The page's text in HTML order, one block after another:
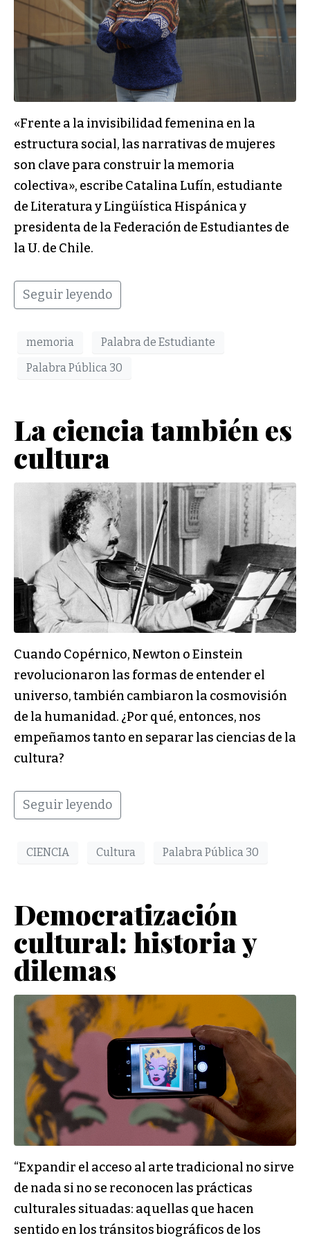
«Frente a la invisibilidad femenina en la
estructura social, las narrativas de mujeres
son clave para construir la memoria
colectiva», escribe Catalina Lufín, estudiante
de Literatura y Lingüística Hispánica y
presidenta de la Federación de Estudiantes de
la U. de Chile.
Seguir leyendo
memoria
Palabra de Estudiante
Palabra Pública 30
La ciencia también es
cultura
Cuando Copérnico, Newton o Einstein
revolucionaron las formas de entender el
universo, también cambiaron la cosmovisión
de la humanidad. ¿Por qué, entonces, nos
empeñamos tanto en separar las ciencias de la
cultura?
Seguir leyendo
CIENCIA Cultura Palabra Pública 30
Democratización
cultural: historia y
dilemas
“Expandir el acceso al arte tradicional no sirve
de nada si no se reconocen las prácticas
culturales situadas: aquellas que hacen
sentido en los tránsitos biográficos de los